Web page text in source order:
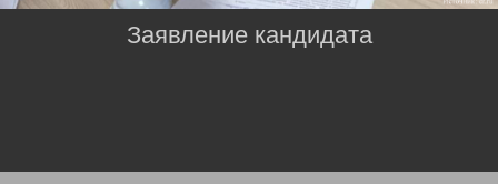
Заявление кандидата